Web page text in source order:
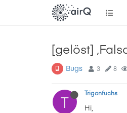
[gelöst]
Bugs 3 8
T Trigonfuchs
Hi,